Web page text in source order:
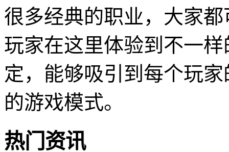
很多经典的职业，大家
玩家在这里体验到不一
定，能够吸引到每个玩
的游戏模式。
热门资讯